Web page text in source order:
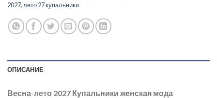
2027, лето 27 купальники
ОПИСАНИЕ
Весна-лето 2027 Купальники женская мода